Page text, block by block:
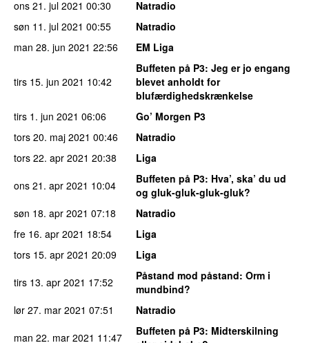
ons 21. jul 2021 00:30
Natradio
søn 11. jul 2021 00:55
Natradio
man 28. jun 2021 22:56 EM Liga
tirs 15. jun 2021 10:42
Buffeten på P3: Jeg er jo engang
blevet anholdt for
blufærdighedskrænkelse
tirs 1. jun 2021 06:06
Go’ Morgen P3
tors 20. maj 2021 00:46
Natradio
tors 22. apr 2021 20:38
Liga
ons 21. apr 2021 10:04 Buffeten på P3: Hva’, ska’ du ud
og gluk-gluk-gluk-gluk?
søn 18. apr 2021 07:18
Natradio
fre 16. apr 2021 18:54
Liga
tors 15. apr 2021 20:09
Liga
tirs 13. apr 2021 17:52 Påstand mod påstand: Orm i
mundbind?
lør 27. mar 2021 07:51
Natradio
man 22. mar 2021 11:47 Buffeten på P3: Midterskilning